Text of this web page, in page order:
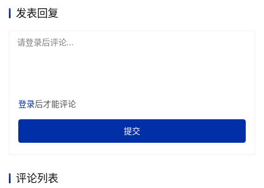
发表回复
请登录后评论...
登录后才能评论
提交
评论列表